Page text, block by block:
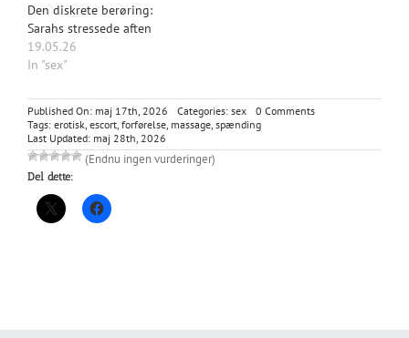
Den diskrete berøring:
Sarahs stressede aften
19.05.26
In "sex"
Published On: maj 17th, 2026 Categories: sex 0 Commentson
Lines
Tags: erotisk escort forførelse massage spænding
Last Updated: maj 28th, 2026
(Endnu ingen vurderinger)
Del dette: